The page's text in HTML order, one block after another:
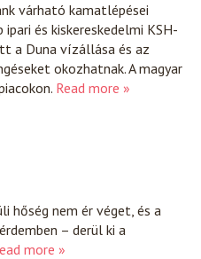
várható kamatlépései
és kiskereskedelmi KSH-
a Duna vízállása és az
okozhatnak. A magyar
Read more »
hőség nem ér véget, és a
– derül ki a
more »